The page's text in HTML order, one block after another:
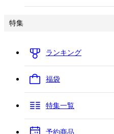
特集
ランキング
福袋
特集一覧
予約商品